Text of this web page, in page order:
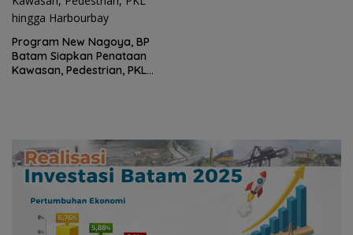
Program New Nagoya, BP
Batam Siapkan Penataan
Kawasan, Pedestrian, PKL